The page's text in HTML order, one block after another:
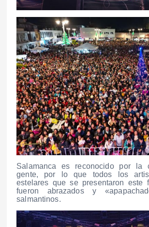
Salamanca es reconocido por la
gente, por lo que todos los
estelares que se presentaron este
fueron abrazados y
salmantinos.